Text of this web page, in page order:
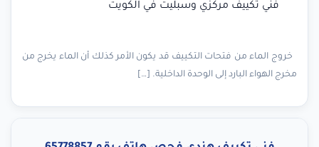
فني تكييف مركزي وسبليت في الكويت
خروج الماء من فتحات التكييف قد يكون الأمر كذلك أن الماء يخرج من
مخرج الهواء البارد إلى الوحدة الداخلية. […]